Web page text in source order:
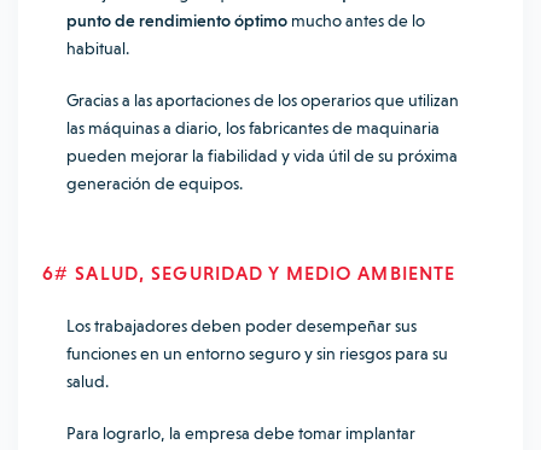
punto de rendimiento óptimo mucho antes de lo
habitual.
Gracias a las aportaciones de los operarios que utilizan
las máquinas a diario, los fabricantes de maquinaria
pueden mejorar la fiabilidad y vida útil de su próxima
generación de equipos.
6# SALUD, SEGURIDAD Y MEDIO AMBIENTE
Los trabajadores deben poder desempeñar sus
funciones en un entorno seguro y sin riesgos para su
salud.
Para lograrlo, la empresa debe tomar implantar